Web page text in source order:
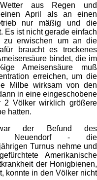
aus Regen und
April als an einen
nur mäßig und die
Es ist nicht gerade einfach
zu erwischen um an die
braucht es trockenes
bindet, die im
Ameisensäure muß
erreichen, um die
Milbe wirksam von den
in eine eingeschobene
2 Völker wirklich größere
hatten.
der Befund des
Neuendorf - die
Turnus nehme und
Amerikanische
der Honigbienen,
konnte in den Völker nicht